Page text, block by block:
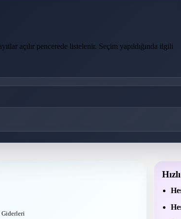
açılır pencerede listelenir. Seçim yapıldığında ilgili
Giderleri